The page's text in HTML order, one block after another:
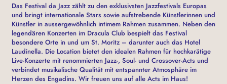
Das Festival da Jazz zählt zu den exklusivsten Jazzfestivals Europas
und bringt internationale Stars sowie aufstrebende Künstlerinnen und
Künstler in aussergewöhnlich intimem Rahmen zusammen. Neben den
legendären Konzerten im Dracula Club bespielt das Festival
besondere Orte in und um St. Moritz – darunter auch das Hotel
Laudinella. Die Location bietet den idealen Rahmen für hochkarätige
Live-Konzerte mit renommierten Jazz-, Soul- und Crossover-Acts und
verbindet musikalische Qualität mit entspannter Atmosphäre im
Herzen des Engadins. Wir freuen uns auf alle Acts im Haus!